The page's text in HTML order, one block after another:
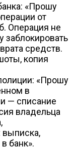
«Прошу
от
Операция не
заблокировать
средств.
копия
«Прошу
в
— списание
владельца
выписка,
банк».